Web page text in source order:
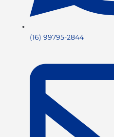
(16) 99795-2844